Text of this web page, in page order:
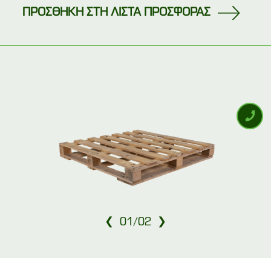
4
εισόδων
ΠΡΟΣΘΗΚΗ ΣΤΗ ΛΙΣΤΑ ΠΡΟΣΦΟΡΑΣ
❮ 01/02 ❯